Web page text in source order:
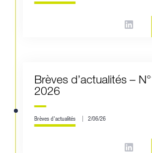
Brèves d’actualités –
2026
Brèves d'actualités 2/06/26